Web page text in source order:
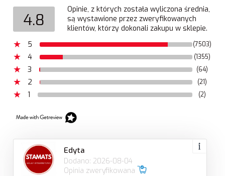
4.8
Opinie, z których została wyliczona średnia,
są wystawione przez zweryfikowanych
klientów, którzy dokonali zakupu w sklepie.
5
(7503)
4 (1355)
3 (64)
2 (21)
1 (2)
Edyta
Dodano: 2026-08-04
Opinia zweryfikowana